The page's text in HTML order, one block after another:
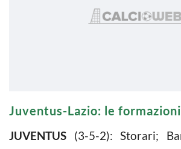
Juventus-Lazio: le
JUVENTUS (3-5-2): Storari;